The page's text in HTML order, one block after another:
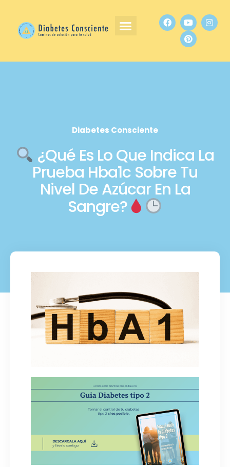
Diabetes Consciente
¿Qué Es Lo Que Indica La
Prueba Hba1c Sobre Tu
Nivel De Azúcar En La
Sangre?